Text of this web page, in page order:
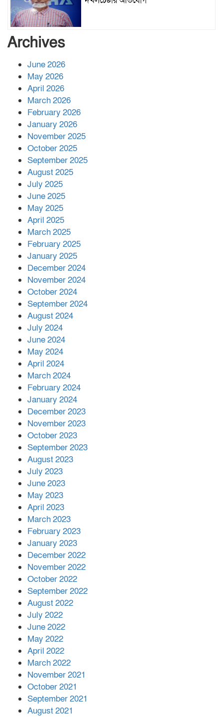
নলছিটিতে শ্রমিকদলের অবৈধ কমিটি
প্রকাশের অভিযোগ
আহত ৪০
Archives
June 2026
May 2026
April 2026
March 2026
February 2026
January 2026
November 2025
October 2025
September 2025
August 2025
July 2025
June 2025
May 2025
April 2025
March 2025
February 2025
January 2025
December 2024
November 2024
October 2024
September 2024
August 2024
July 2024
June 2024
May 2024
April 2024
March 2024
February 2024
January 2024
December 2023
November 2023
October 2023
September 2023
August 2023
July 2023
June 2023
May 2023
April 2023
March 2023
February 2023
January 2023
December 2022
November 2022
October 2022
September 2022
August 2022
July 2022
June 2022
May 2022
April 2022
March 2022
November 2021
October 2021
September 2021
August 2021